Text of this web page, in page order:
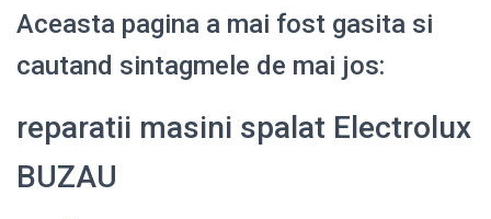
Aceasta pagina a mai fost gasita si
cautand sintagmele de mai jos:
reparatii masini spalat Electrolux
BUZAU